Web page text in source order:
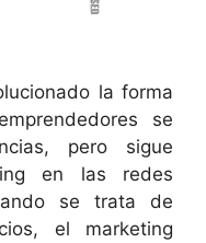
la forma
se
pero sigue
en las redes
se trata de
el marketing